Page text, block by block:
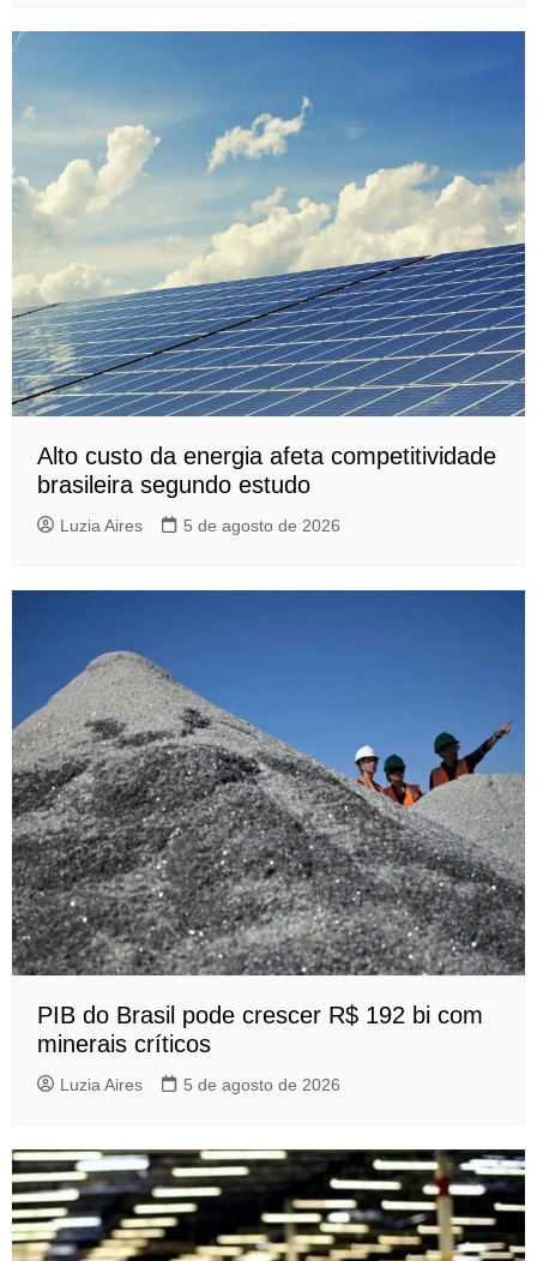
Alto custo da energia afeta competitividade
brasileira segundo estudo
Luzia Aires 5 de agosto de 2026
PIB do Brasil pode crescer R$ 192 bi com
minerais críticos
Luzia Aires 5 de agosto de 2026